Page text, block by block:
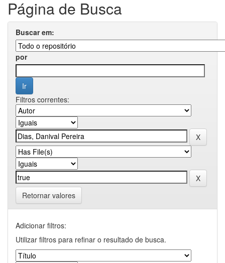
Página de Busca
Buscar em:
por
Filtros correntes:
Retornar valores
Adicionar filtros:
Utilizar filtros para refinar o resultado de busca.